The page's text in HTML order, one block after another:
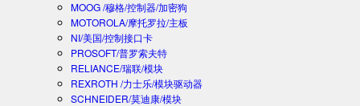
MOOG /穆格/控制器/加密狗
MOTOROLA/摩托罗拉/主板
NI/美国/控制接口卡
PROSOFT/普罗索夫特
RELIANCE/瑞联/模块
REXROTH /力士乐/模块驱动器
SCHNEIDER/莫迪康/模块